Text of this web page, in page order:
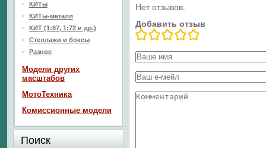
Нет отзывов.
Добавить отзыв
КИТы
КИТы-металл
КИТ (1:87, 1:72 и др.)
Стеллажи и боксы
Разное
Модели других
масштабов
МотоТехника
Комиссионные модели
Поиск